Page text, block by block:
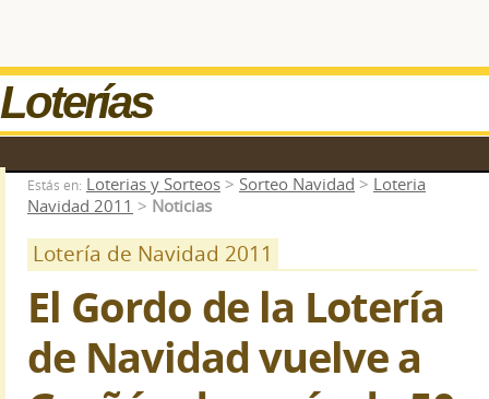
Loterías
Estás en: Loterias y Sorteos > Sorteo Navidad > Loteria
Navidad 2011 > Noticias
Lotería de Navidad 2011
El Gordo de la Lotería
de Navidad vuelve a